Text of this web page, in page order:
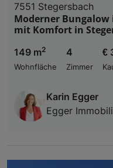
7551 Stegersbach
Moderner
mit Komfort in
149 m2
Wohnfläche
4
Zimmer
€
Karin Egger
Egger